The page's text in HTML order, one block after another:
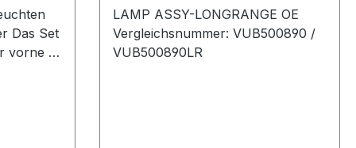
Das Set
LAMP ASSY-LONGRANGE OE
Vergleichsnummer: VUB500890 /
VUB500890LR